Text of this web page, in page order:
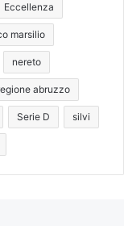
Eccellenza
marsilio
nereto
abruzzo
Serie D silvi